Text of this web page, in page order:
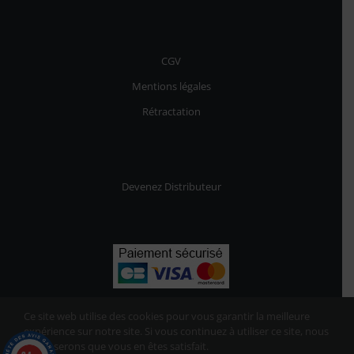
CGV
Mentions légales
Rétractation
Devenez Distributeur
Ce site web utilise des cookies pour vous garantir la meilleure
expérience sur notre site. Si vous continuez à utiliser ce site, nous
supposerons que vous en êtes satisfait.